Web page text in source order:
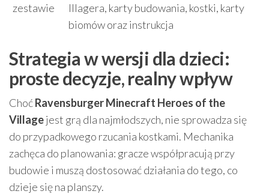
zestawie
Illagera, karty budowania, kostki, karty
biomów oraz instrukcja
Strategia w wersji dla dzieci:
proste decyzje, realny wpływ
ChoćRavensburger Minecraft Heroes of the
Villagejest grą dla najmłodszych, nie sprowadza się
do przypadkowego rzucania kostkami. Mechanika
zachęca do planowania: gracze współpracują przy
budowie i muszą dostosować działania do tego, co
dzieje się na planszy.